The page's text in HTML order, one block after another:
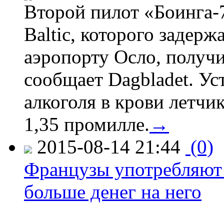
Второй пилот
Baltic, которого
аэропорту Осло,
сообщает Dagbladet.
алкоголя в крови
1,35 промилле. →
2015-08-14 21:44 (0)
Французы
больше денег на него